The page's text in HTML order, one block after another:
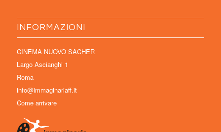
INFORMAZIONI
CINEMA NUOVO SACHER
Largo Ascianghi 1
Roma
info@immaginariaff.it
Come arrivare